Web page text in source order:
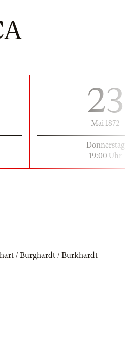
23
Mai 1872
Donnerstag
19:00 Uhr
/ Burghardt / Burkhardt